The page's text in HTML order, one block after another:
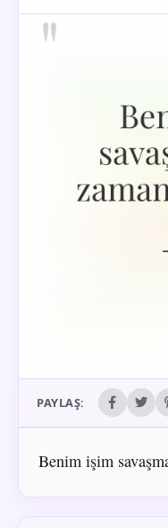
PAYLAŞ:
Benim işim